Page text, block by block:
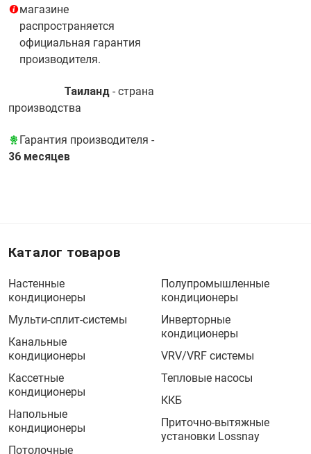
магазине
распространяется
официальная гарантия
производителя.
Таиланд - cтрана
производства
Гарантия производителя -
36 месяцев
Каталог товаров
Настенные
кондиционеры
Мульти-сплит-системы
Канальные
кондиционеры
Кассетные
кондиционеры
Напольные
кондиционеры
Потолочные
Полупромышленные
кондиционеры
Инверторные
кондиционеры
VRV/VRF системы
Тепловые насосы
ККБ
Приточно-вытяжные
установки Lossnay